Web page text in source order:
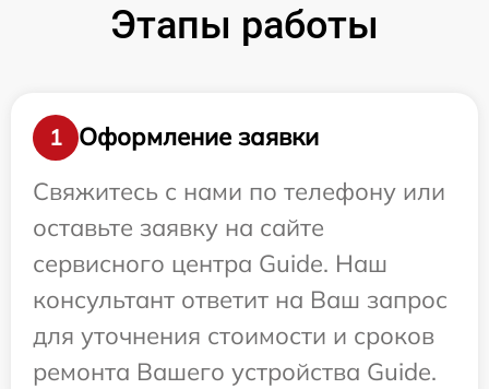
Этапы работы
1
Оформление заявки
Свяжитесь с нами по телефону или
оставьте заявку на сайте
сервисного центра Guide. Наш
консультант ответит на Ваш запрос
для уточнения стоимости и сроков
ремонта Вашего устройства Guide.